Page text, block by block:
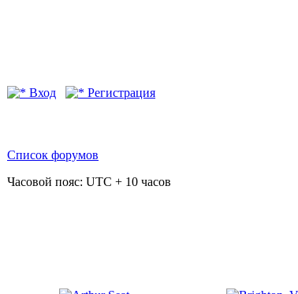
Вход
Регистрация
Список форумов
Часовой пояс: UTC + 10 часов